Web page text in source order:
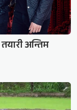
अन्तिम